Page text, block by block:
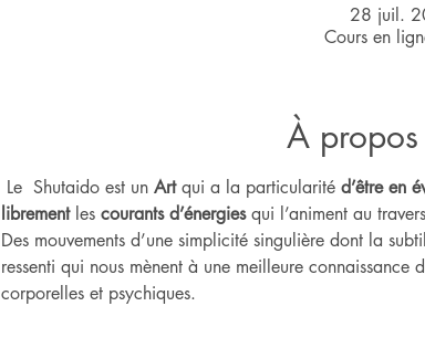
28 juil.
Cours en
À
Le  Shutaido est un Art qui a la particularité d’être en
librement les courants d’énergies qui l’animent au
Des mouvements d’une simplicité singulière dont la
ressenti qui nous mènent à une meilleure
corporelles et psychiques.